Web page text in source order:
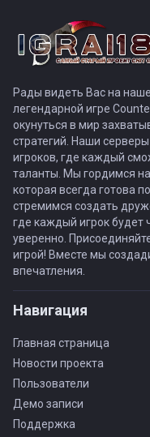
Рады видеть Вас на
легендарной игре
окунуться в мир
стратегий. Наши
игроков, где каждый
таланты. Мы гордимся
которая всегда готова
стремимся создать
где каждый игрок будет
уверенно.
игрой! Вместе мы
впечатления.
Навигация
Главная страница
Новости проекта
Пользователи
Демо записи
Поддержка